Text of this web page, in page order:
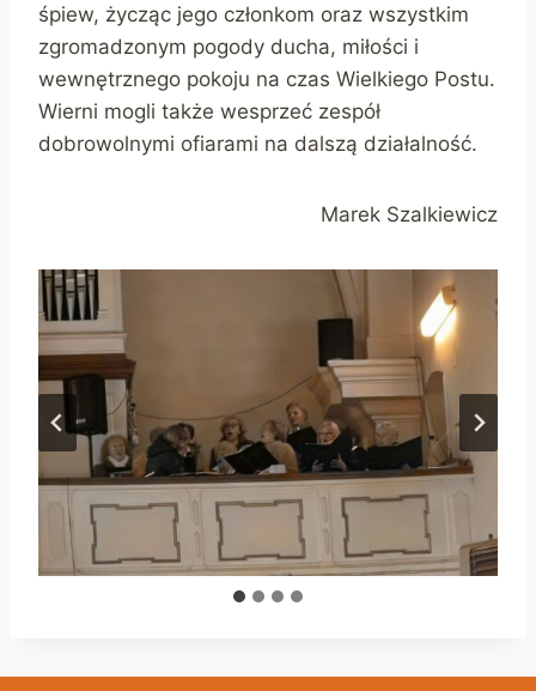
śpiew, życząc jego członkom oraz wszystkim
zgromadzonym pogody ducha, miłości i
wewnętrznego pokoju na czas Wielkiego Postu.
Wierni mogli także wesprzeć zespół
dobrowolnymi ofiarami na dalszą działalność.
Marek Szalkiewicz